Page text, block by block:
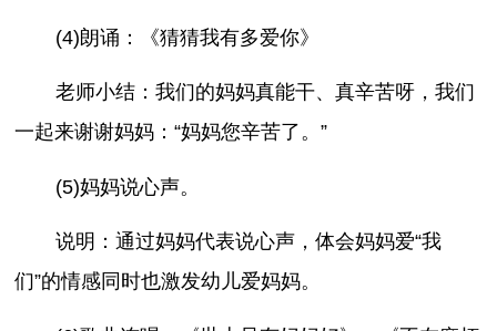
(4)朗诵：《猜猜我有多爱你》
老师小结：我们的妈妈真能干、真辛苦呀，我们
一起来谢谢妈妈：“妈妈您辛苦了。”
(5)妈妈说心声。
说明：通过妈妈代表说心声，体会妈妈爱“我
们”的情感同时也激发幼儿爱妈妈。